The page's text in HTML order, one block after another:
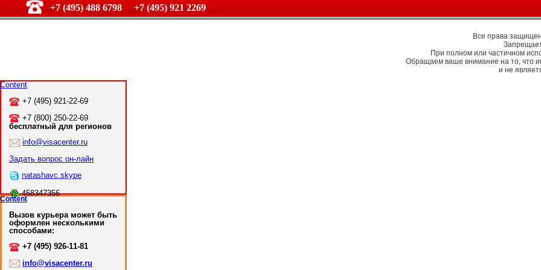
+7 (495) 488 6798 +7 (495) 921 2269
Все права
При полном или частичном
Обращаем ваше внимание на то, что
и не
Content
+7 (495) 921-22-69
+7 (800) 250-22-69
бесплатный для регионов
info@visacenter.ru
Задать вопрос он-лайн
natashavc.skype
458347356
Content
Вызов курьера может быть
оформлен несколькими
способами:
+7 (495) 926-11-81
info@visacenter.ru